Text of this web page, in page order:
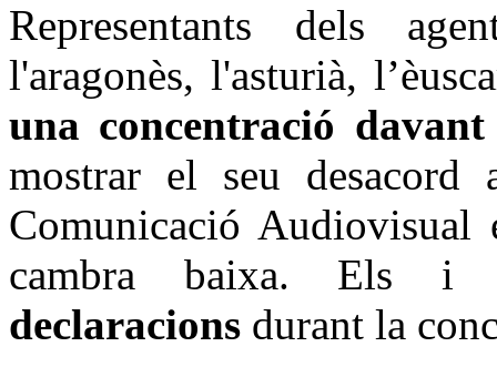
Representants dels
l'aragonès, l'asturià,
una concentració
mostrar el seu
Comunicació
cambra baixa. Els i
declaracions durant la